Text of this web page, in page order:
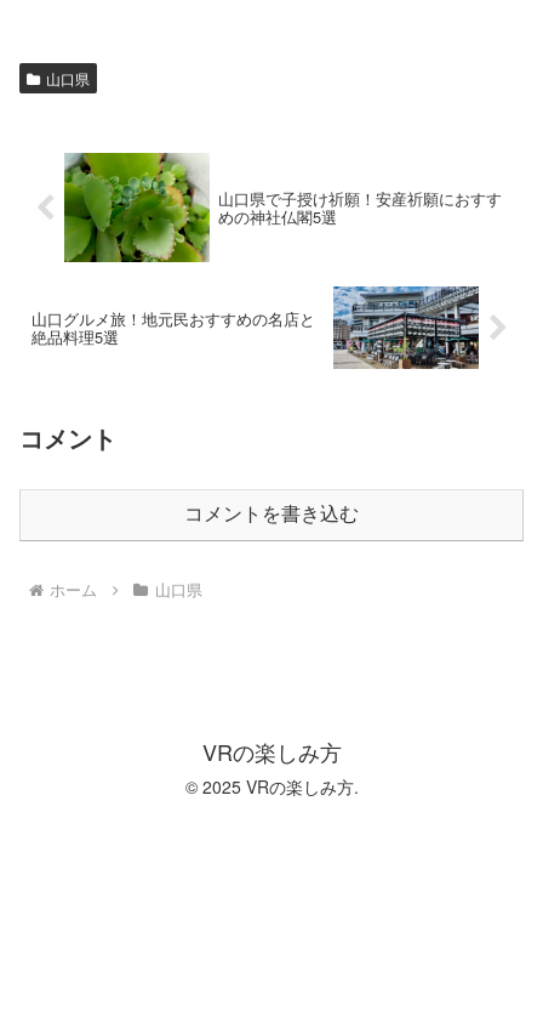
山口県
山口県で子授け祈願！安産祈願におすす
めの神社仏閣5選
山口グルメ旅！地元民おすすめの名店と
絶品料理5選
コメント
コメントを書き込む
ホーム 山口県
VRの楽しみ方
© 2025 VRの楽しみ方.